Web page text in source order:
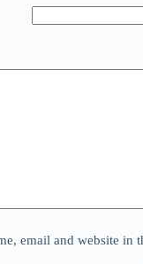
email and website in